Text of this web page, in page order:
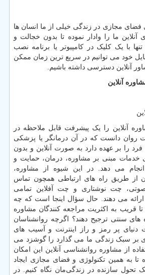
فضای مجازی در زندگی خیلی از ما انسان ها
ما را وادار نموده تا بدون خجالت و
با یک کلیک در کامپیوتر یا برنامه نصب
خود می توانیم در سریع ترین زمان ممکن
آنلاین دسترسی داشته باشیم.
آنلاین
آنلاین را یک پیشرفت قابل ملاحظه در
روان دانست که در آن درمانگر یا پزشکی
را بر عهده دارد به صورت آنلاین و بدون
خدمات مبنی بر مشاوره، درمان، حمایت و
می دهد. در این شیوه از مشاوره،
از طریق راه های ارتباطی همچون تماس
صوتی، چت نوشتاری و چت آفلاین تمامی
می دهند. حال سؤال اینجا است که چه
قریب به اکثریت مراجعه کنندگان مشاوره
های سنتی ترجیح دهند؟ اگرچه روانشناسان
دنیای پر رمز و راز اینترنت و آسیب های
بر سبک زندگی ما می گذارد را گوشزد می
از مشاوره روانشناسی آنلاین این امکان
تا به همین تکنولوژی و فضای مجازی ایجاد
تحول سازنده در زندگی‌مان نگاه کنیم. در